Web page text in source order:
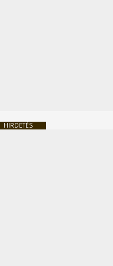
HIRDETÉS